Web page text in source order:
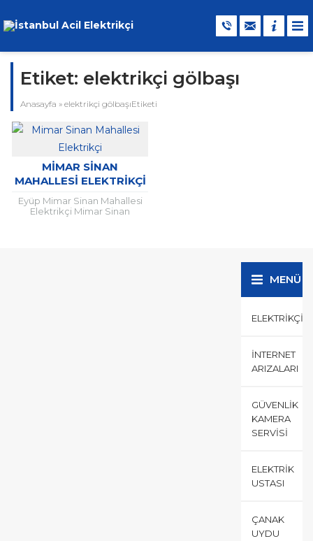
Etiket: elektrikçi gölbaşı
Anasayfa » elektrikçi gölbaşıEtiketi
MIMAR SINAN
MAHALLESI ELEKTRIKÇI
Eyüp Mimar Sinan Mahallesi
Elektrikçi Mimar Sinan
MENÜ
ELEKTRIKÇI
İNTERNET
ARIZALARI
GÜVENLIK
KAMERA
SERVISI
ELEKTRIK
USTASI
ÇANAK
UYDU